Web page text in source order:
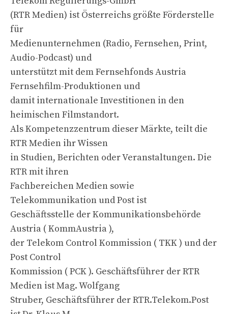
(RTR Medien) ist Österreichs größte Förderstelle
für
Medienunternehmen (Radio, Fernsehen, Print,
Audio-Podcast) und
unterstützt mit dem Fernsehfonds Austria
Fernsehfilm-Produktionen und
damit internationale Investitionen in den
heimischen Filmstandort.
Als Kompetenzzentrum dieser Märkte, teilt die
RTR Medien ihr Wissen
in Studien, Berichten oder Veranstaltungen. Die
RTR mit ihren
Fachbereichen Medien sowie
Telekommunikation und Post ist
Geschäftsstelle der Kommunikationsbehörde
Austria ( KommAustria ),
der Telekom Control Kommission ( TKK ) und der
Post Control
Kommission ( PCK ). Geschäftsführer der RTR
Medien ist Mag. Wolfgang
Struber, Geschäftsführer der RTR.Telekom.Post